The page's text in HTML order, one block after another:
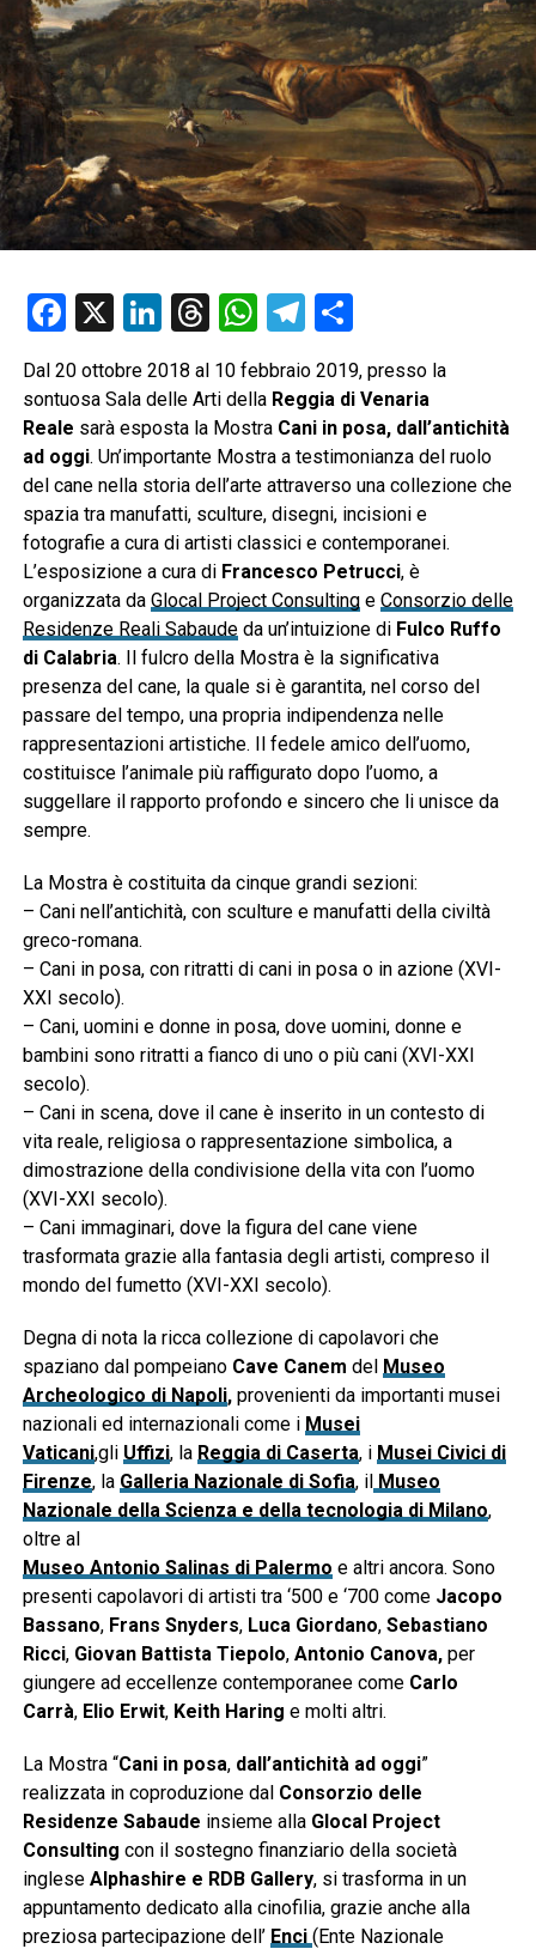
Facebook
X LinkedIn
Threads
WhatsApp
Telegram
Condividi
Dal 20 ottobre 2018 al 10 febbraio 2019, presso la
sontuosa Sala delle Arti della Reggia di Venaria
Reale sarà esposta la Mostra Cani in posa, dall’antichità
ad oggi. Un’importante Mostra a testimonianza del ruolo
del cane nella storia dell’arte attraverso una collezione che
spazia tra manufatti, sculture, disegni, incisioni e
fotografie a cura di artisti classici e contemporanei.
L’esposizione a cura di Francesco Petrucci, è
organizzata da Glocal Project Consultinge Consorzio delle
Residenze Reali Sabaudeda un’intuizione di Fulco Ruffo
di Calabria. Il fulcro della Mostra è la significativa
presenza del cane, la quale si è garantita, nel corso del
passare del tempo, una propria indipendenza nelle
rappresentazioni artistiche. Il fedele amico dell’uomo,
costituisce l’animale più raffigurato dopo l’uomo, a
suggellare il rapporto profondo e sincero che li unisce da
sempre.
La Mostra è costituita da cinque grandi sezioni:
– Cani nell’antichità, con sculture e manufatti della civiltà
greco-romana.
– Cani in posa, con ritratti di cani in posa o in azione (XVI-
XXI secolo).
– Cani, uomini e donne in posa, dove uomini, donne e
bambini sono ritratti a fianco di uno o più cani (XVI-XXI
secolo).
– Cani in scena, dove il cane è inserito in un contesto di
vita reale, religiosa o rappresentazione simbolica, a
dimostrazione della condivisione della vita con l’uomo
(XVI-XXI secolo).
– Cani immaginari, dove la figura del cane viene
trasformata grazie alla fantasia degli artisti, compreso il
mondo del fumetto (XVI-XXI secolo).
Degna di nota la ricca collezione di capolavori che
spaziano dal pompeiano Cave Canem del Museo
Archeologico di Napoli, provenienti da importanti musei
nazionali ed internazionali come i Musei
Vaticani,gli Uffizi, la Reggia di Caserta, i Musei Civici di
Firenze, la Galleria Nazionale di Sofia, il Museo
Nazionale della Scienza e della tecnologia di Milano,
oltre al
Museo Antonio Salinas di Palermo e altri ancora. Sono
presenti capolavori di artisti tra ‘500 e ‘700 come Jacopo
Bassano, Frans Snyders, Luca Giordano, Sebastiano
Ricci, Giovan Battista Tiepolo, Antonio Canova, per
giungere ad eccellenze contemporanee come Carlo
Carrà, Elio Erwit, Keith Haring e molti altri.
La Mostra “Cani in posa, dall’antichità ad oggi”
realizzata in coproduzione dal Consorzio delle
Residenze Sabaude insieme alla Glocal Project
Consulting con il sostegno finanziario della società
inglese Alphashire e RDB Gallery, si trasforma in un
appuntamento dedicato alla cinofilia, grazie anche alla
preziosa partecipazione dell’ Enci (Ente Nazionale